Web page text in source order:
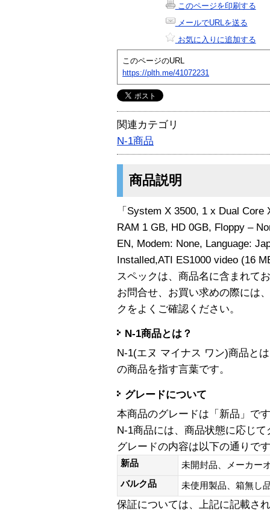
このページを印刷する
メールでURLを送る
お気に入りに追加する
このページのURL
https://plth.me/41072231
関連カテゴリ
N-1商品
商品説明
「System X 3500, 1 x Dual
RAM 1 GB, HD 0GB, Floppy –
EN, Modem: None, Language:
Installed,ATI ES1000 video (16
スペックは、商品名に含まれて
お問合せ、お買い求めの際には
クをよくご確認ください。
N-1商品とは？
N-1(エヌ マイナス ワン)商品と
の商品を指す言葉です。
グレードについて
本商品のグレードは「新品」です
N-1商品には、商品状態に応じ
グレードの内容は以下の通りで
新品
未開封品、メーカー
バルク品
未使用製品、箱無
保証については、上記に記載さ